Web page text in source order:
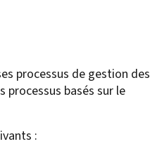
processus de gestion des
basés sur le
: